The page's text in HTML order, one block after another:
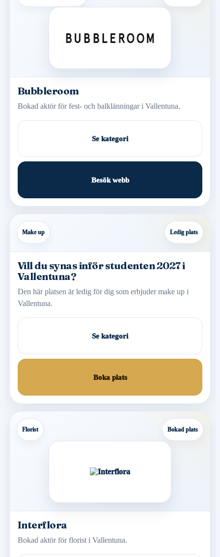
Bubbleroom
Bokad aktör för fest- och balklänningar i Vallentuna.
Se kategori
Besök webb
Make up Ledig plats
Vill du synas inför studenten 2027 i
Vallentuna?
Den här platsen är ledig för dig som erbjuder make up i
Vallentuna.
Se kategori
Boka plats
Florist Bokad plats
Interflora
Bokad aktör för florist i Vallentuna.